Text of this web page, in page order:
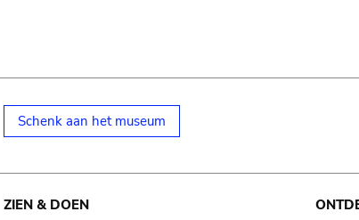
Schenk aan het museum
ZIEN & DOEN